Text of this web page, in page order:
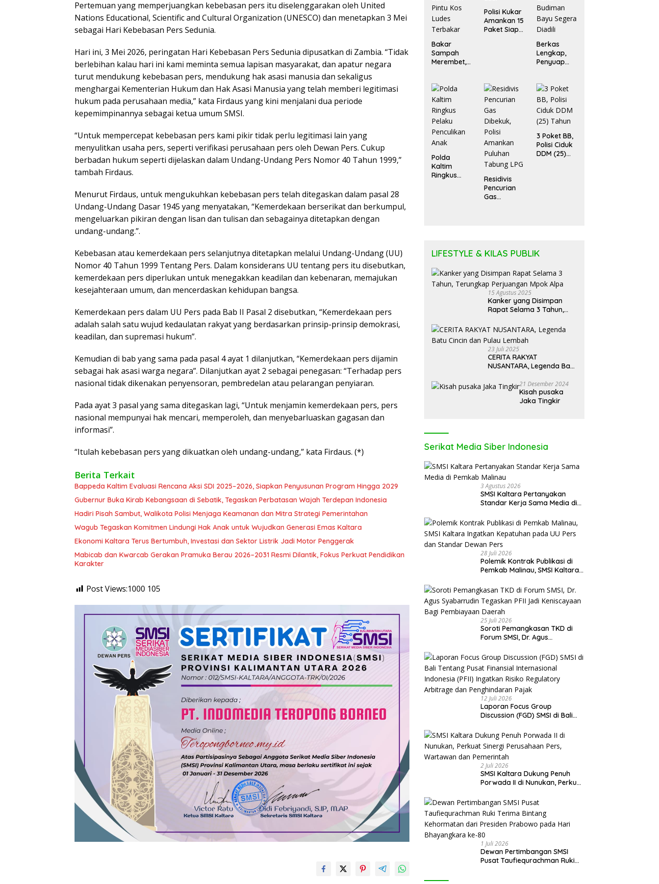
Pertemuan yang memperjuangkan kebebasan pers itu diselenggarakan oleh United
Nations Educational, Scientific and Cultural Organization (UNESCO) dan menetapkan 3 Mei
sebagai Hari Kebebasan Pers Sedunia.
Hari ini, 3 Mei 2026, peringatan Hari Kebebasan Pers Sedunia dipusatkan di Zambia. “Tidak
berlebihan kalau hari ini kami meminta semua lapisan masyarakat, dan apatur negara
turut mendukung kebebasan pers, mendukung hak asasi manusia dan sekaligus
menghargai Kementerian Hukum dan Hak Asasi Manusia yang telah memberi legitimasi
hukum pada perusahaan media,” kata Firdaus yang kini menjalani dua periode
kepemimpinannya sebagai ketua umum SMSI.
“Untuk mempercepat kebebasan pers kami pikir tidak perlu legitimasi lain yang
menyulitkan usaha pers, seperti verifikasi perusahaan pers oleh Dewan Pers. Cukup
berbadan hukum seperti dijelaskan dalam Undang-Undang Pers Nomor 40 Tahun 1999,”
tambah Firdaus.
Menurut Firdaus, untuk mengukuhkan kebebasan pers telah ditegaskan dalam pasal 28
Undang-Undang Dasar 1945 yang menyatakan, “Kemerdekaan berserikat dan berkumpul,
mengeluarkan pikiran dengan lisan dan tulisan dan sebagainya ditetapkan dengan
undang-undang.”.
Kebebasan atau kemerdekaan pers selanjutnya ditetapkan melalui Undang-Undang (UU)
Nomor 40 Tahun 1999 Tentang Pers. Dalam konsiderans UU tentang pers itu disebutkan,
kemerdekaan pers diperlukan untuk menegakkan keadilan dan kebenaran, memajukan
kesejahteraan umum, dan mencerdaskan kehidupan bangsa.
Kemerdekaan pers dalam UU Pers pada Bab II Pasal 2 disebutkan, “Kemerdekaan pers
adalah salah satu wujud kedaulatan rakyat yang berdasarkan prinsip-prinsip demokrasi,
keadilan, dan supremasi hukum”.
Kemudian di bab yang sama pada pasal 4 ayat 1 dilanjutkan, “Kemerdekaan pers dijamin
sebagai hak asasi warga negara”. Dilanjutkan ayat 2 sebagai penegasan: “Terhadap pers
nasional tidak dikenakan penyensoran, pembredelan atau pelarangan penyiaran.
Pada ayat 3 pasal yang sama ditegaskan lagi, “Untuk menjamin kemerdekaan pers, pers
nasional mempunyai hak mencari, memperoleh, dan menyebarluaskan gagasan dan
informasi”.
“Itulah kebebasan pers yang dikuatkan oleh undang-undang,” kata Firdaus. (*)
Berita Terkait
Bappeda Kaltim Evaluasi Rencana Aksi SDI 2025–2026, Siapkan Penyusunan Program Hingga 2029
Gubernur Buka Kirab Kebangsaan di Sebatik, Tegaskan Perbatasan Wajah Terdepan Indonesia
Hadiri Pisah Sambut, Walikota Polisi Menjaga Keamanan dan Mitra Strategi Pemerintahan
Wagub Tegaskan Komitmen Lindungi Hak Anak untuk Wujudkan Generasi Emas Kaltara
Ekonomi Kaltara Terus Bertumbuh, Investasi dan Sektor Listrik Jadi Motor Penggerak
Mabicab dan Kwarcab Gerakan Pramuka Berau 2026–2031 Resmi Dilantik, Fokus Perkuat Pendidikan
Karakter
Post Views:1000 105
Bakar
Sampah
Merembet,
Pintu Kos
Ludes
Terbakar
Polisi Kukar
Amankan 15
Paket Siap
Berkas
Lengkap,
Penyuap
Budiman
Bayu
Segera
Diadili
Polda
Kaltim
Ringkus
Residivis
Pencurian
Gas
3 Poket BB,
Polisi Ciduk
DDM (25)
LIFESTYLE & KILAS PUBLIK
15 Agustus 2025
Kanker yang Disimpan
Rapat Selama 3 Tahun,
Mpok Alpa
23 Juli 2025
CERITA RAKYAT
NUSANTARA, Legenda Batu
21 Desember 2024
Kisah pusaka
Jaka Tingkir
Serikat Media Siber Indonesia
3 Agustus 2026
SMSI Kaltara Pertanyakan
Standar Kerja Sama Media di
28 Juli 2026
Polemik Kontrak Publikasi di
Pemkab Malinau, SMSI Kaltara
Pers dan Standar Dewan Pers
25 Juli 2026
Soroti Pemangkasan TKD di
Forum SMSI, Dr. Agus
Keniscayaan Bagi Pembiayaan
Daerah
12 Juli 2026
Laporan Focus Group
Discussion (FGD) SMSI di Bali
Internasional Indonesia (PFII)
Ingatkan Risiko Regulatory
Arbitrage dan Penghindaran
Pajak
2 Juli 2026
SMSI Kaltara Dukung Penuh
Porwada II di Nunukan, Perkuat
Wartawan dan Pemerintah
1 Juli 2026
Dewan Pertimbangan SMSI
Pusat Taufiequrachman Ruki